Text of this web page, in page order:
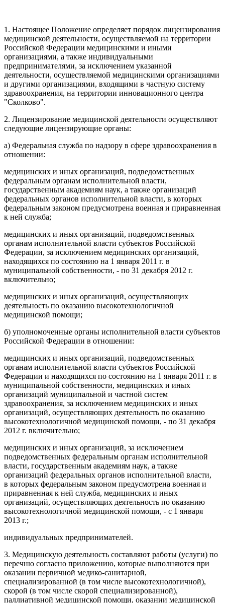
1. Настоящее Положение определяет порядок лицензирования
медицинской деятельности, осуществляемой на территории
Российской Федерации медицинскими и иными
организациями, а также индивидуальными
предпринимателями, за исключением указанной
деятельности, осуществляемой медицинскими организациями
и другими организациями, входящими в частную систему
здравоохранения, на территории инновационного центра
"Сколково".
2. Лицензирование медицинской деятельности осуществляют
следующие лицензирующие органы:
а) Федеральная служба по надзору в сфере здравоохранения в
отношении:
медицинских и иных организаций, подведомственных
федеральным органам исполнительной власти,
государственным академиям наук, а также организаций
федеральных органов исполнительной власти, в которых
федеральным законом предусмотрена военная и приравненная
к ней служба;
медицинских и иных организаций, подведомственных
органам исполнительной власти субъектов Российской
Федерации, за исключением медицинских организаций,
находящихся по состоянию на 1 января 2011 г. в
муниципальной собственности, - по 31 декабря 2012 г.
включительно;
медицинских и иных организаций, осуществляющих
деятельность по оказанию высокотехнологичной
медицинской помощи;
б) уполномоченные органы исполнительной власти субъектов
Российской Федерации в отношении:
медицинских и иных организаций, подведомственных
органам исполнительной власти субъектов Российской
Федерации и находящихся по состоянию на 1 января 2011 г. в
муниципальной собственности, медицинских и иных
организаций муниципальной и частной систем
здравоохранения, за исключением медицинских и иных
организаций, осуществляющих деятельность по оказанию
высокотехнологичной медицинской помощи, - по 31 декабря
2012 г. включительно;
медицинских и иных организаций, за исключением
подведомственных федеральным органам исполнительной
власти, государственным академиям наук, а также
организаций федеральных органов исполнительной власти,
в которых федеральным законом предусмотрена военная и
приравненная к ней служба, медицинских и иных
организаций, осуществляющих деятельность по оказанию
высокотехнологичной медицинской помощи, - с 1 января
2013 г.;
индивидуальных предпринимателей.
3. Медицинскую деятельность составляют работы (услуги) по
перечню согласно приложению, которые выполняются при
оказании первичной медико-санитарной,
специализированной (в том числе высокотехнологичной),
скорой (в том числе скорой специализированной),
паллиативной медицинской помощи, оказании медицинской